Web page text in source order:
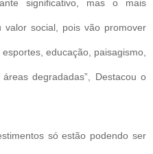
significativo, mas o mais
social, pois vão promover
educação, paisagismo,
degradadas”, Destacou o
só estão podendo ser